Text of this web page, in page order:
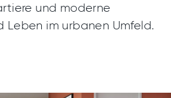
und moderne
Leben im urbanen Umfeld.